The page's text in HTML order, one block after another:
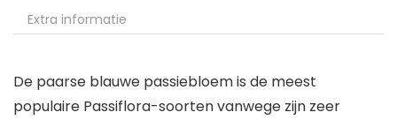
Extra informatie
De paarse blauwe passiebloem is de meest
populaire Passiflora-soorten vanwege zijn zeer